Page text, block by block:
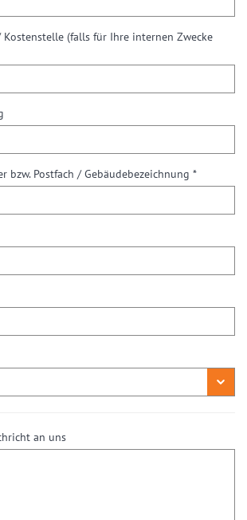
(falls für Ihre internen Zwecke
bzw. Postfach / Gebäudebezeichnung *
an uns